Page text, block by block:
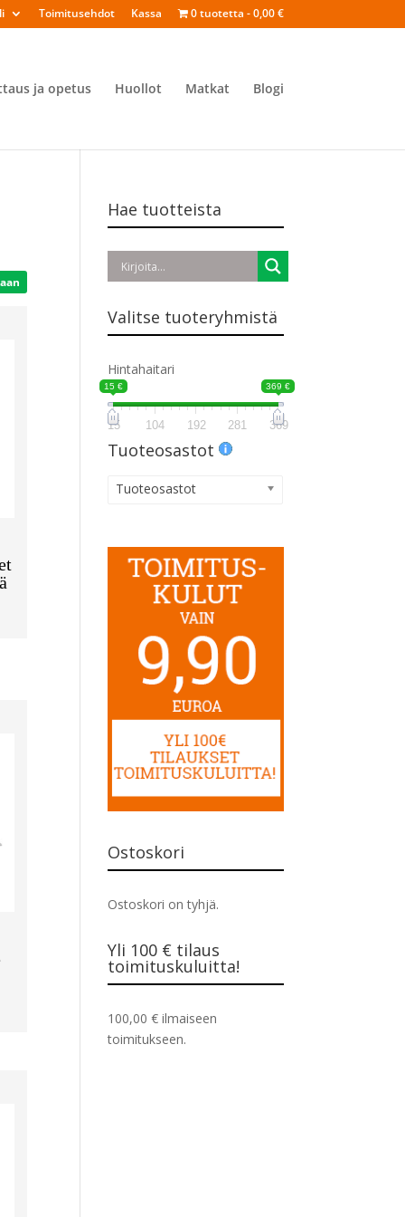
Toimitusehdot Kassa 0 tuotetta 0,00 €
ja opetus Huollot Matkat Blogi
Hae tuotteista
Valitse tuoteryhmistä
Hintahaitari
15 € 369 €
15 104 192 281 369
Tuoteosastot
Tuoteosastot
Ostoskori
Ostoskori on tyhjä.
Yli 100 € tilaus
toimituskuluitta!
100,00€ ilmaiseen
toimitukseen.